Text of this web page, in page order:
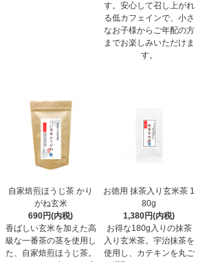
す。安心して召し上がれ
る低カフェインで、小さ
なお子様からご年配の方
までお楽しみいただけま
す。
自家焙煎ほうじ茶 かり
がね玄米
690円(内税)
香ばしい玄米を加えた高
級な一番茶の茎を使用し
た、自家焙煎ほうじ茶。
お徳用 抹茶入り玄米茶 1
80g
1,380円(内税)
お得な180g入りの抹茶
入り玄米茶。宇治抹茶を
使用し、カテキンを丸ご